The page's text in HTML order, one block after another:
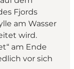
Fjords
am Wasser
wird.
am Ende
vor sich